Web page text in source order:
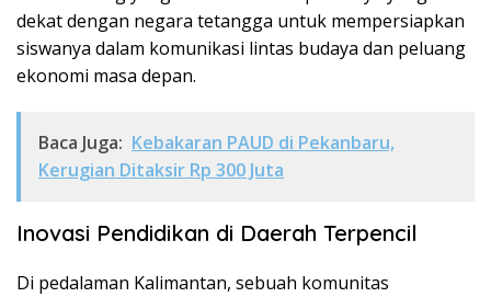
dekat dengan negara tetangga untuk mempersiapkan
siswanya dalam komunikasi lintas budaya dan peluang
ekonomi masa depan.
Baca Juga: Kebakaran PAUD di Pekanbaru,
Kerugian Ditaksir Rp 300 Juta
Inovasi Pendidikan di Daerah Terpencil
Di pedalaman Kalimantan, sebuah komunitas